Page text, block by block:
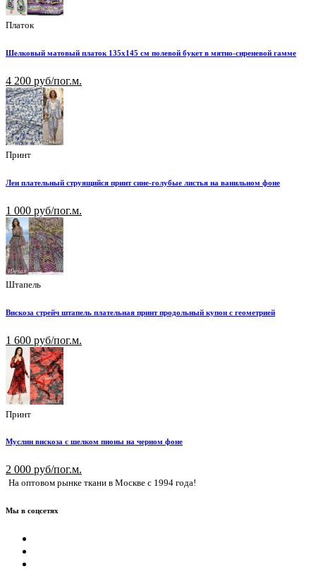
Платок
Шелковый матовый платок 135х145 см полевой букет в мятно-сиреневой гамме
4 200 руб/пог.м.
Принт
Лен плательный струящийся принт сине-голубые листья на ванильном фоне
1 000 руб/пог.м.
Штапель
Вискоза стрейч штапель плательная принт продольный купон с геометрией
1 600 руб/пог.м.
Принт
Муслин вискоза с шелком пионы на черном фоне
2 000 руб/пог.м.
На оптовом рынке ткани в Москве с 1994 года!
Мы в соцсетях